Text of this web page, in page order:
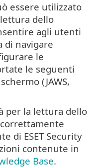
essere utilizzato
dello
agli utenti
di navigare
le
le seguenti
(JAWS,
per la lettura dello
di ESET Security
contenute in
Base.